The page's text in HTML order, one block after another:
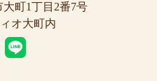
大町1丁目2番7号
オ大町内